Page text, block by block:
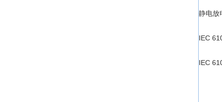
静电放
IEC
IEC